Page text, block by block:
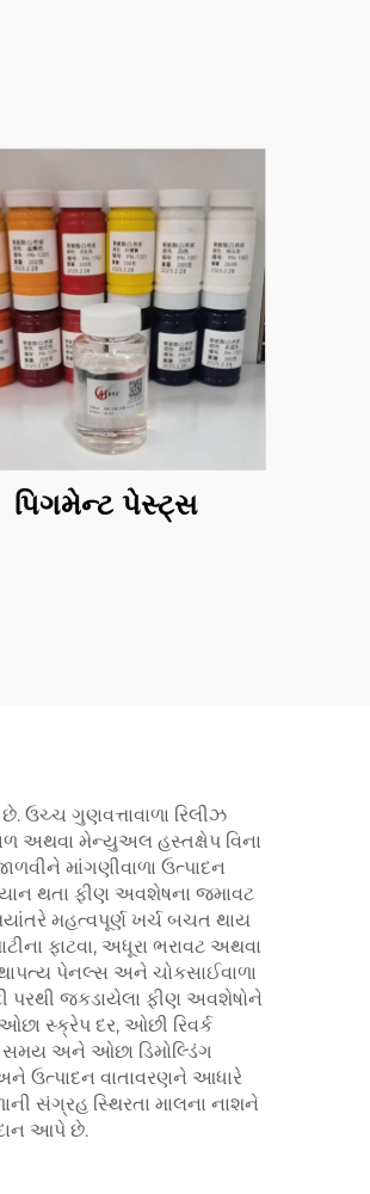
પિગમેન્ટ પેસ્ટ્સ
ઉચ્ચ ગુણવત્તાવાળા રિલીઝ
બળ અથવા મેન્યુઅલ હસ્તક્ષેપ વિના
માંગણીવાળા ઉત્પાદન
થતા ફીણ અવશેષના જમાવટ
મહત્વપૂર્ણ ખર્ચ બચત થાય
ફાટવા, અધૂરા ભરાવટ અથવા
પેનલ્સ અને ચોકસાઈવાળા
પરથી જકડાયેલા ફીણ અવશેષોને
ઓછા સ્ક્રેપ દર, ઓછી રિવર્ક
સમય અને ઓછા ડિમોલ્ડિંગ
ઉત્પાદન વાતાવરણને આધારે
સંગ્રહ સ્થિરતા માલના નાશને
આપે છે.